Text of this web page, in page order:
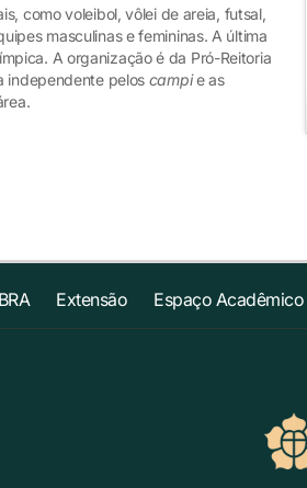
como voleibol, vôlei de areia, futsal,
masculinas e femininas. A última
A organização é da Pró-Reitoria
independente pelos campie as
Extensão Espaço Acadêmico